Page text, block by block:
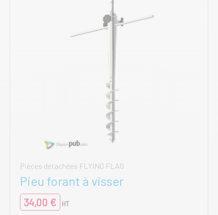
Pièces détachées FLYING FLAG
Pieu forant à visser
34,00 € HT